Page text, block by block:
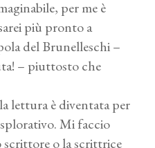
per me è
più pronto a
del Brunelleschi –
– piuttosto che
lettura è diventata per
Mi faccio
scrittore o la scrittrice